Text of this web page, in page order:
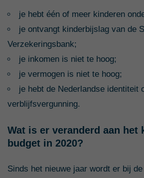
je hebt één of meer kinderen
je ontvangt kinderbijslag van de
Verzekeringsbank;
je inkomen is niet te hoog;
je vermogen is niet te hoog;
je hebt de Nederlandse identiteit
verblijfsvergunning.
Wat is er veranderd aan het
budget in 2020?
Sinds het nieuwe jaar wordt er bij